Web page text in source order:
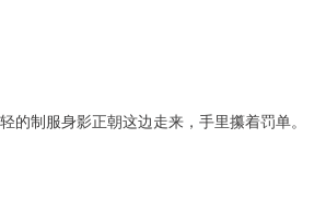
的制服身影正朝这边走来，手里攥着罚单。